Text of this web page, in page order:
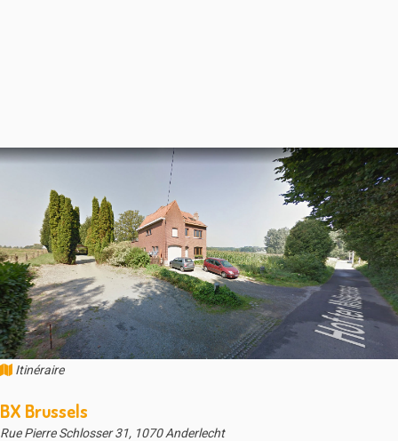
Itinéraire
BX Brussels
Rue Pierre Schlosser 31, 1070 Anderlecht